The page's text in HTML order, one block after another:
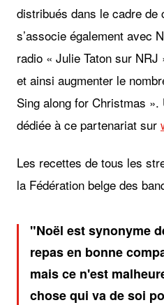
distribués dans le cadre de
s’associe également avec
radio « Julie Taton sur NRJ
et ainsi augmenter le
Sing along for Christmas
dédiée à ce partenariat sur
Les recettes de tous les
la Fédération belge des
Noël est synonyme
repas en bonne
mais ce n'est
chose qui va de soi